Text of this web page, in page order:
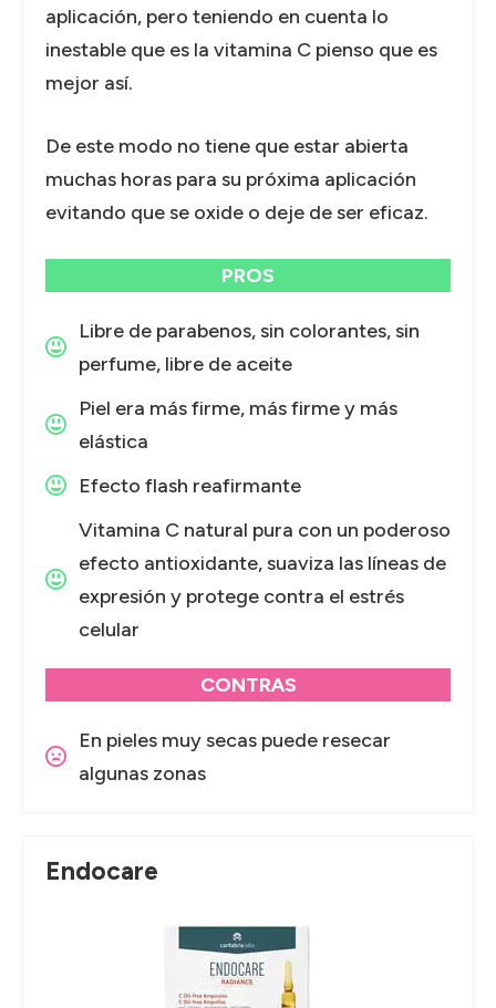
aplicación, pero teniendo en cuenta lo
inestable que es la vitamina C pienso que es
mejor así.
De este modo no tiene que estar abierta
muchas horas para su próxima aplicación
evitando que se oxide o deje de ser eficaz.
PROS
Libre de parabenos, sin colorantes, sin
perfume, libre de aceite
Piel era más firme, más firme y más
elástica
Efecto flash reafirmante
Vitamina C natural pura con un poderoso
efecto antioxidante, suaviza las líneas de
expresión y protege contra el estrés
celular
CONTRAS
En pieles muy secas puede resecar
algunas zonas
Endocare